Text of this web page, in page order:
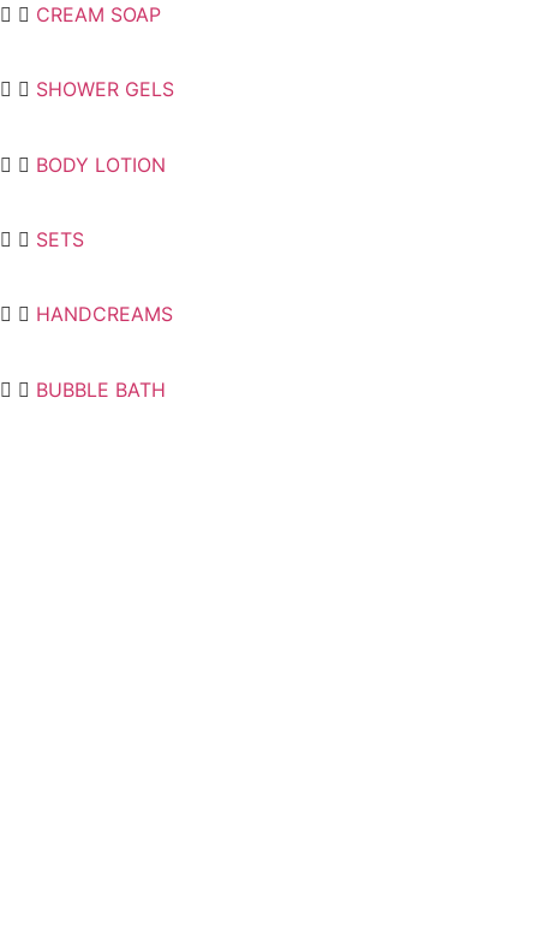
CREAM SOAP
SHOWER GELS
BODY LOTION
SETS
HANDCREAMS
BUBBLE BATH